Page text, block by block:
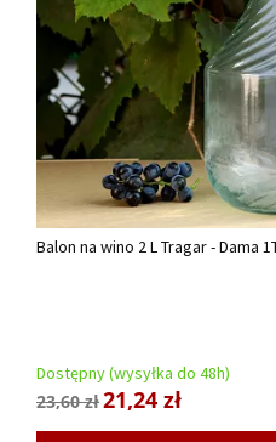
Balon na wino 2 L Tragar - Dama
Dostępny (wysyłka do 48h)
23,60 zł21,24 zł